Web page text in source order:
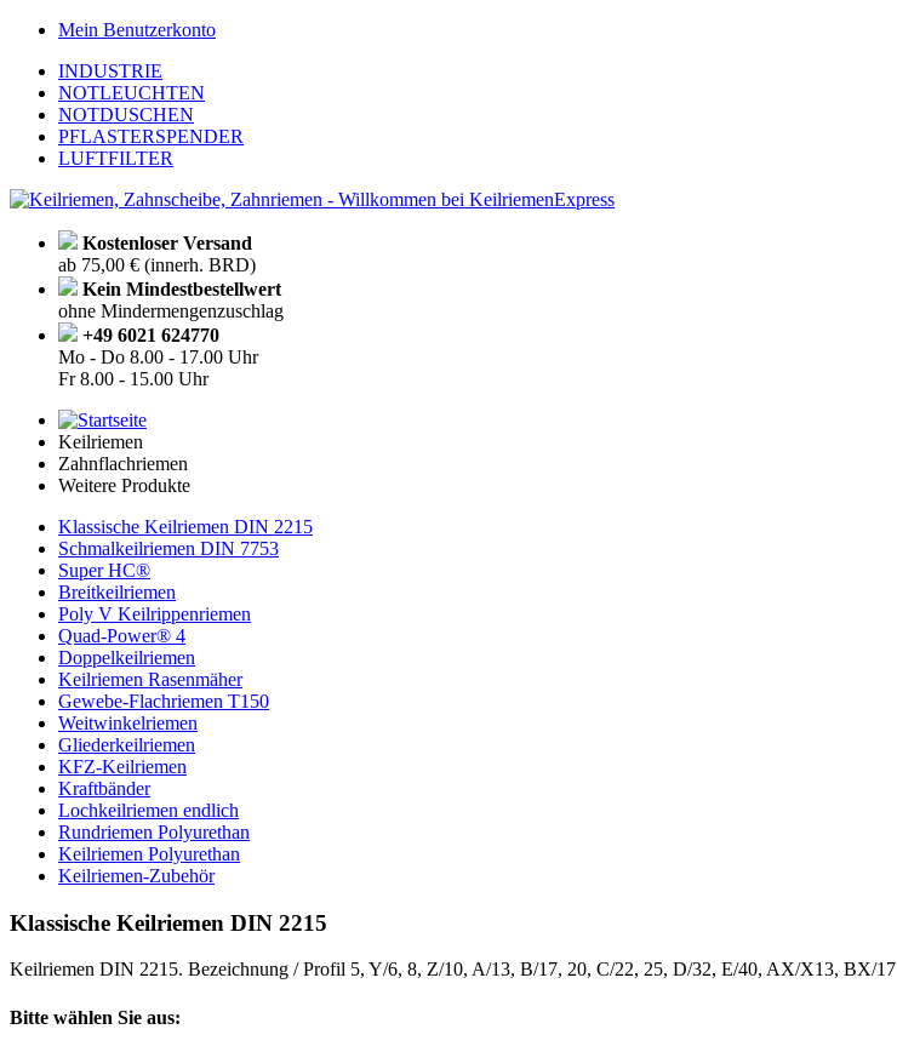
Mein Benutzerkonto
INDUSTRIE
NOTLEUCHTEN
NOTDUSCHEN
PFLASTERSPENDER
LUFTFILTER
Kostenloser Versand
ab 75,00 € (innerh. BRD)
Kein Mindestbestellwert
ohne Mindermengenzuschlag
+49 6021 624770
Mo - Do 8.00 - 17.00 Uhr
Fr8.00 - 15.00 Uhr
Keilriemen
Zahnflachriemen
Weitere Produkte
Klassische Keilriemen DIN 2215
Schmalkeilriemen DIN 7753
Super HC®
Breitkeilriemen
Poly V Keilrippenriemen
Quad-Power® 4
Doppelkeilriemen
Keilriemen Rasenmäher
Gewebe-Flachriemen T150
Weitwinkelriemen
Gliederkeilriemen
KFZ-Keilriemen
Kraftbänder
Lochkeilriemen endlich
Rundriemen Polyurethan
Keilriemen Polyurethan
Keilriemen-Zubehör
Klassische Keilriemen DIN 2215
Keilriemen DIN 2215. Bezeichnung / Profil 5, Y/6, 8, Z/10, A/13, B/17, 20, C/22, 25, D/32, E/40, AX/X13, BX/17
Bitte wählen Sie aus: